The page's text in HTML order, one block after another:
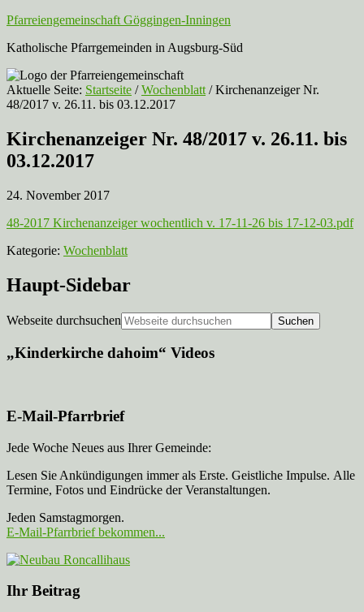
Pfarreiengemeinschaft Göggingen-Inningen
Katholische Pfarrgemeinden in Augsburg-Süd
Aktuelle Seite: Startseite / Wochenblatt /Kirchenanzeiger Nr.
48/2017 v. 26.11. bis 03.12.2017
Kirchenanzeiger Nr. 48/2017 v. 26.11. bis
03.12.2017
24. November 2017
48-2017 Kirchenanzeiger wochentlich v. 17-11-26 bis 17-12-03.pdf
Kategorie: Wochenblatt
Haupt-Sidebar
Webseite durchsuchen
„Kinderkirche dahoim“ Videos
E-Mail-Pfarrbrief
Jede Woche Neues aus Ihrer Gemeinde:
Lesen Sie Ankündigungen immer als Erste. Geistliche Impulse. Alle
Termine, Fotos und Eindrücke der Veranstaltungen.
Jeden Samstagmorgen.
E-Mail-Pfarrbrief bekommen...
Ihr Beitrag